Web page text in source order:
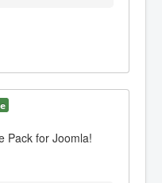
Pack for Joomla!